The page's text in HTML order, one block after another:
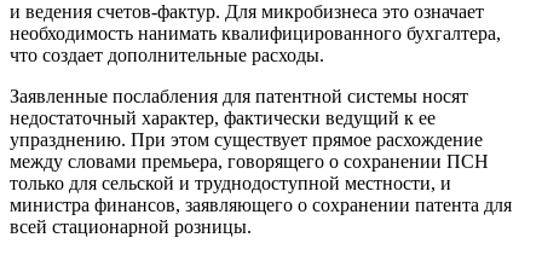
и ведения счетов-фактур. Для микробизнеса это означает
необходимость нанимать квалифицированного бухгалтера,
что создает дополнительные расходы.
Заявленные послабления для патентной системы носят
недостаточный характер, фактически ведущий к ее
упразднению. При этом существует прямое расхождение
между словами премьера, говорящего о сохранении ПСН
только для сельской и труднодоступной местности, и
министра финансов, заявляющего о сохранении патента для
всей стационарной розницы.